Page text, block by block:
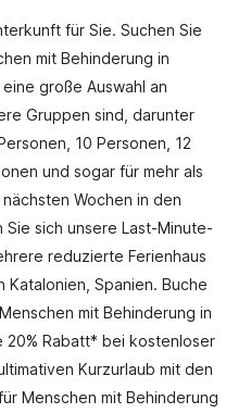
für Sie. Suchen Sie
mit Behinderung in
große Auswahl an
Gruppen sind, darunter
10 Personen, 12
und sogar für mehr als
Wochen in den
Sie sich unsere Last-Minute-
reduzierte Ferienhaus
Katalonien, Spanien. Buche
mit Behinderung in
20% Rabatt* bei kostenloser
Kurzurlaub mit den
Menschen mit Behinderung